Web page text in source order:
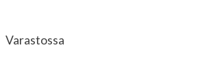
Varastossa